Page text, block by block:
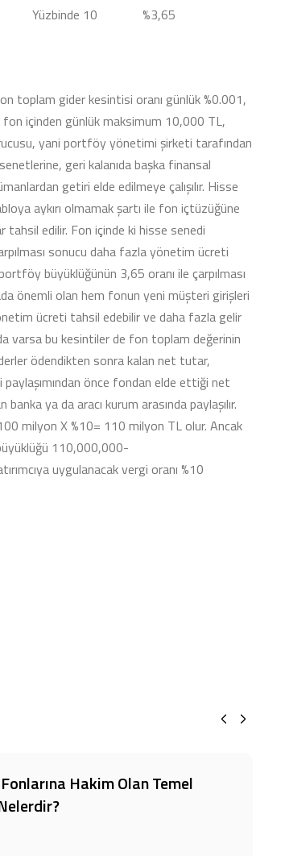
Yüzbinde 10 %3,65
toplam gider kesintisi oranı günlük %0.001,
fon içinden günlük maksimum 10,000 TL,
yani portföy yönetimi şirketi tarafından
geri kalanıda başka finansal
getiri elde edilmeye çalışılır. Hisse
aykırı olmamak şartı ile fon içtüzüğüne
edilir. Fon içinde ki hisse senedi
sonucu daha fazla yönetim ücreti
büyüklüğünün 3,65 oranı ile çarpılması
önemli olan hem fonun yeni müşteri girişleri
ücreti tahsil edebilir ve daha fazla gelir
varsa bu kesintiler de fon toplam değerinin
ödendikten sonra kalan net tutar,
önce fondan elde ettiği net
ya da aracı kurum arasında paylaşılır.
milyon X %10= 110 milyon TL olur. Ancak
110,000,000-
uygulanacak vergi oranı %10
Fonlarına Hakim Olan Temel